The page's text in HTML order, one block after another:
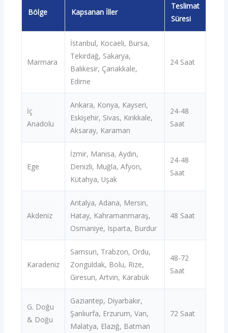
Bölge Kapsanan İller
Teslimat
Süresi
Marmara
İstanbul, Kocaeli, Bursa,
Tekirdağ, Sakarya,
Balıkesir, Çanakkale,
Edirne
24 Saat
İç
Anadolu
Ankara, Konya, Kayseri,
Eskişehir, Sivas, Kırıkkale,
Aksaray, Karaman
24-48
Saat
Ege
İzmir, Manisa, Aydın,
Denizli, Muğla, Afyon,
Kütahya, Uşak
24-48
Saat
Akdeniz
Antalya, Adana, Mersin,
Hatay, Kahramanmaraş,
Osmaniye, Isparta, Burdur
48 Saat
Karadeniz
Samsun, Trabzon, Ordu,
Zonguldak, Bolu, Rize,
Giresun, Artvin, Karabük
48-72
Saat
G. Doğu
& Doğu
Gaziantep, Diyarbakır,
Şanlıurfa, Erzurum, Van,
Malatya, Elazığ, Batman
72 Saat